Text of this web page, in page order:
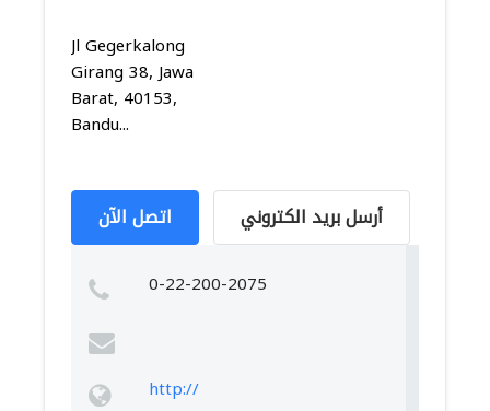
Jl Gegerkalong
Girang 38, Jawa
Barat, 40153,
Bandu...
اتصل الآن أرسل بريد الكتروني
0-22-200-2075
http://